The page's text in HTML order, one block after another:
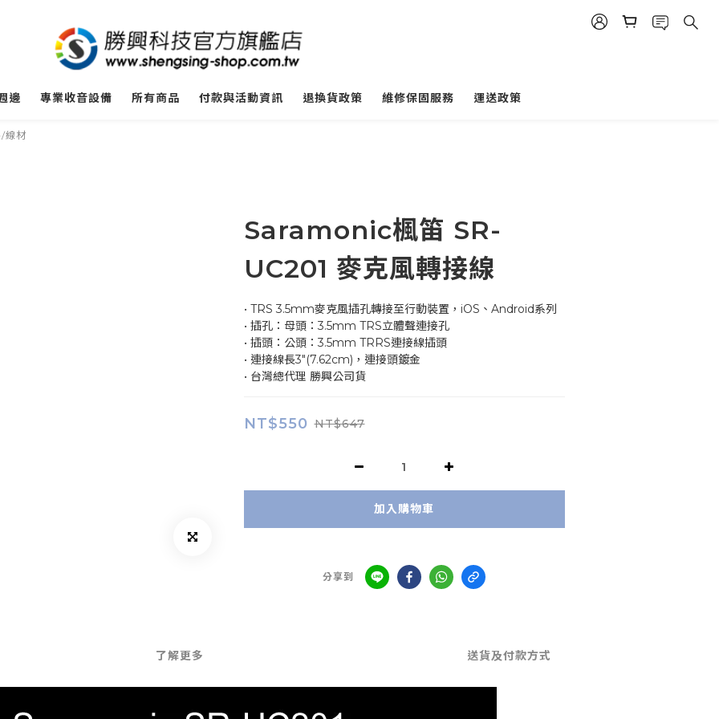
邊 專業收音設備 所有商品 付款與活動資訊 退換貨政策 維修保固服務 運送政策
線材
Saramonic楓笛 SR-
UC201 麥克風轉接線
• TRS 3.5mm麥克風插孔轉接至行動裝置，iOS、Android系列
• 插孔：母頭：3.5mm TRS立體聲連接孔
• 插頭：公頭：3.5mm TRRS連接線插頭
• 連接線長3"(7.62cm)，連接頭鍍金
• 台灣總代理 勝興公司貨
NT$550 NT$647
加入購物車
分享到
了解更多 送貨及付款方式